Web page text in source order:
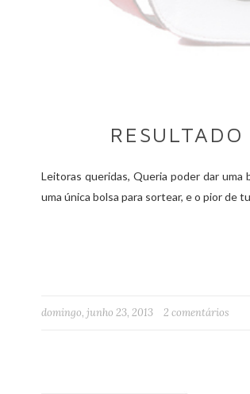
Leitoras queridas, Queria poder dar uma
uma única bolsa para sortear, e o pior de
domingo, junho 23, 2013 2 comentários